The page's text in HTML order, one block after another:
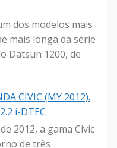
dos modelos mais
mais longa da série
Datsun 1200, de
CIVIC (MY 2012).
i-DTEC
2012, a gama Civic
de três